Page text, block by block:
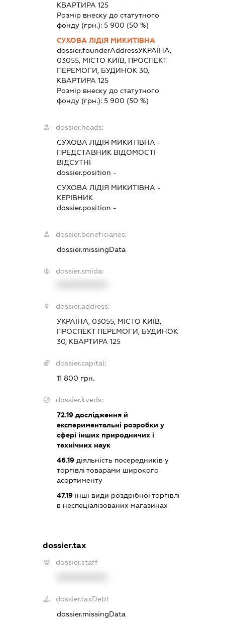
КВАРТИРА 125
Розмір внеску до статутного
фонду (грн.):5 900 (50 %)
СУХОВА ЛІДІЯ МИКИТІВНА
dossier.founderAddressУКРАЇНА,
03055, МІСТО КИЇВ, ПРОСПЕКТ
ПЕРЕМОГИ, БУДИНОК 30,
КВАРТИРА 125
Розмір внеску до статутного
фонду (грн.):5 900 (50 %)
dossier.heads:
СУХОВА ЛІДІЯ МИКИТІВНА -
ПРЕДСТАВНИК ВІДОМОСТІ
ВІДСУТНІ
dossier.position -
СУХОВА ЛІДІЯ МИКИТІВНА -
КЕРІВНИК
dossier.position -
dossier.beneficiaries:
dossier.missingData
dossier.smida:
dossier.address:
УКРАЇНА, 03055, МІСТО КИЇВ,
ПРОСПЕКТ ПЕРЕМОГИ, БУДИНОК
30, КВАРТИРА 125
dossier.capital:
11 800 грн.
dossier.kveds:
72.19 дослідження й
експериментальні розробки у
сфері інших природничих і
технічних наук
46.19 діяльність посередників у
торгівлі товарами широкого
асортименту
47.19 інші види роздрібної торгівлі
в неспеціалізованих магазинах
dossier.tax
dossier.staff
dossier.taxDebt
dossier.missingData